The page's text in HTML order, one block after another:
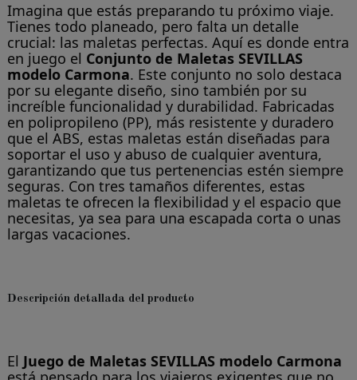
Imagina que estás preparando tu próximo viaje.
Tienes todo planeado, pero falta un detalle
crucial: las maletas perfectas. Aquí es donde entra
en juego el Conjunto de Maletas SEVILLAS
modelo Carmona. Este conjunto no solo destaca
por su elegante diseño, sino también por su
increíble funcionalidad y durabilidad. Fabricadas
en polipropileno (PP), más resistente y duradero
que el ABS, estas maletas están diseñadas para
soportar el uso y abuso de cualquier aventura,
garantizando que tus pertenencias estén siempre
seguras. Con tres tamaños diferentes, estas
maletas te ofrecen la flexibilidad y el espacio que
necesitas, ya sea para una escapada corta o unas
largas vacaciones.
Descripción detallada del producto
El Juego de Maletas SEVILLAS modelo Carmona